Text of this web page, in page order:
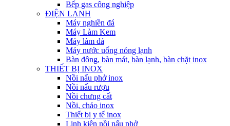
Bếp gas công nghiệp
ĐIỆN LẠNH
Máy nghiền đá
Máy Làm Kem
Máy làm đá
Máy nước uống nóng lạnh
Bàn đông, bàn mát, bàn lạnh, bàn chặt inox
THIẾT BỊ INOX
Nồi nấu phở inox
Nồi nấu rượu
Nồi chưng cất
Nồi, chảo inox
Thiết bị y tế inox
Linh kiện nồi nấu phở